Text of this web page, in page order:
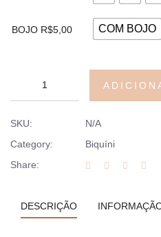
BOJO R$5,00 COM BOJO
SKU:
N/A
Category:
Biquíni
Share:
DESCRIÇÃO